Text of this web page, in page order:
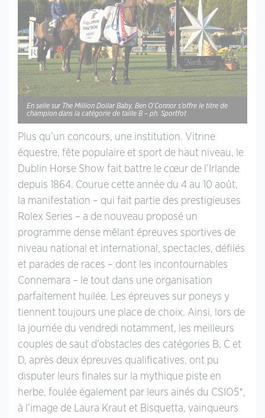
En selle sur The Million Dollar Baby, Ben O’Connor s’offre le titre de
champion dans la catégorie de taille B – ph. Sportfot
Plus qu’un concours, une institution. Vitrine
équestre, fête populaire et sport de haut niveau, le
Dublin Horse Show fait battre le cœur de l’Irlande
depuis 1864. Courue cette année du 4 au 10 août,
la manifestation – qui fait partie des prestigieuses
Rolex Series – a de nouveau proposé un
programme dense mêlant épreuves sportives de
niveau national et international, spectacles, défilés
et parades de races – dont les incontournables
Connemara – le tout dans une organisation
parfaitement huilée. Les épreuves sur poneys y
tiennent toujours une place de choix. Ainsi, lors de
la journée du vendredi notamment, les meilleurs
couples de saut d’obstacles des catégories B, C et
D, après deux épreuves qualificatives, ont pu
disputer leurs finales sur la mythique piste en
herbe, foulée également par leurs ainés du CSIO5*,
à l’image de Laura Kraut et Bisquetta, vainqueurs